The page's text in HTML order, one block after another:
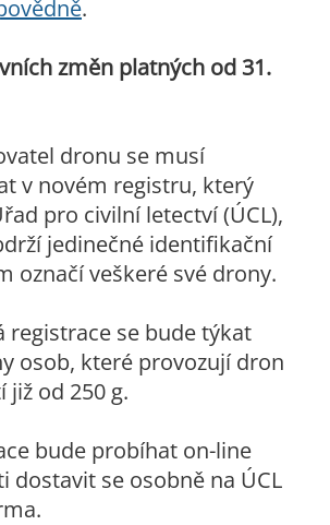
.
změn platných od 31.
dronu se musí
v novém registru, který
pro civilní letectví (ÚCL),
jedinečné identifikační
označí veškeré své drony.
se bude týkat
osob, které provozují dron
od 250 g.
bude probíhat on-line
dostavit se osobně na ÚCL